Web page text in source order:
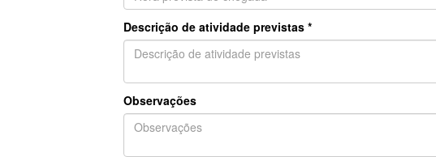
Descrição de atividade previstas *
Observações